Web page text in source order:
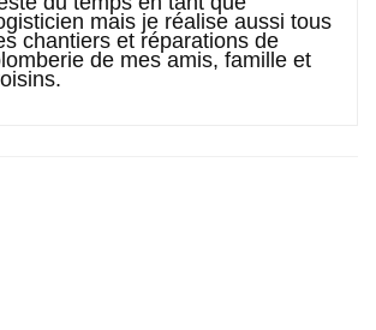
mais je réalise aussi tous
chantiers et réparations de
de mes amis, famille et